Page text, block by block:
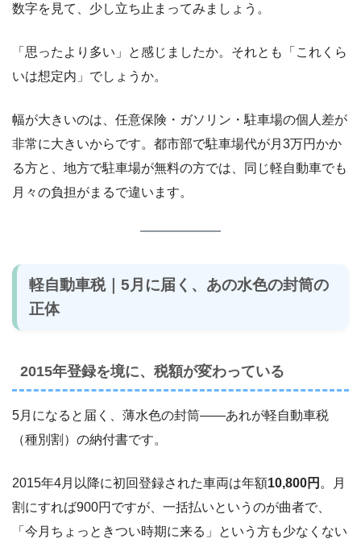
数字を見て、少し立ち止まってみましょう。
「思ったより多い」と感じましたか。それとも「これくら
いは想定内」でしょうか。
幅が大きいのは、任意保険・ガソリン・駐車場の個人差が
非常に大きいからです。都市部で駐車場代が月3万円かか
る方と、地方で駐車場が無料の方では、同じ軽自動車でも
月々の負担がまるで違います。
軽自動車税｜5月に届く、あの水色の封筒の
正体
2015年登録を境に、税額が変わっている
5月になると届く、薄水色の封筒――あれが軽自動車税
（種別割）の納付書です。
2015年4月以降に初回登録された車両は年額10,800円 。月
割にすれば900円ですが、一括払いというのが曲者で、
「今月ちょっときつい時期に来る」という方も少なくない